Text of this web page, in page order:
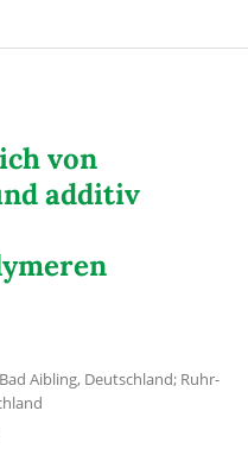
von
additiv
Aibling, Deutschland; Ruhr-